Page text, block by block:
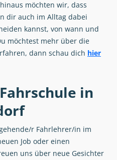
möchten wir, dass
dir auch im Alltag dabei
kannst, von wann und
möchtest mehr über die
dann schau dich hier
in
r Fahrlehrer/in im
Job oder einen
uns über neue Gesichter